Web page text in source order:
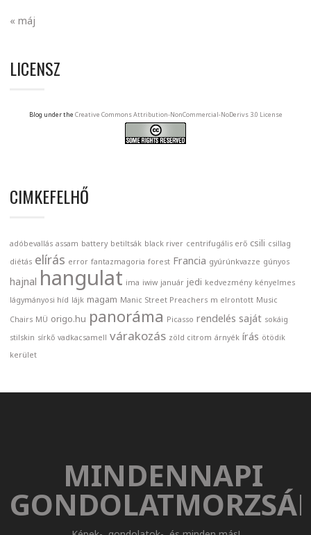
« máj
LICENSZ
Blog under the Creative Commons Attribution-NonCommercial-NoDerivs 3.0 License
CIMKEFELHŐ
adóbevallás assam battery betiltsák black river centrifugális erő csili csillag
diétás elírás error fantazmagoria forest Francia gyúrúnkvazze gúnyos
hajnal hangulat ima iwiw január jedi kedvezmény kényelmes
lágymányosi híd lájk magam Manic Street Preachers m elrontott Music
Chairs MÜ origo.hu panoráma Picasso rendelés saját sokáig
stilskin sírkő vadkacsamell várakozás zöld citrom árnyék írás ötödik
kerület
MINDENNAPI